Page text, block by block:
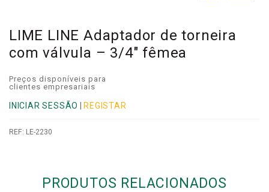
LIME LINE Adaptador de torneira
com válvula – 3/4″ fêmea
Preços disponíveis para
clientes empresariais
INICIAR SESSÃO REGISTAR
REF: LE-2230
PRODUTOS RELACIONADOS